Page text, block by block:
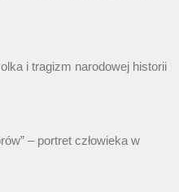
i tragizm narodowej historii
– portret człowieka w